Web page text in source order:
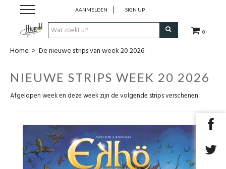
0
AANMELDEN SIGN UP
Strips
Comics
Pre release
Cadeaubon
Home > De nieuwe strips van week 20 2026
NIEUWE STRIPS WEEK 20 2026
Afgelopen week en deze week zijn de volgende strips verschenen: